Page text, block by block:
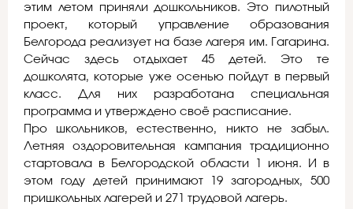
этим летом приняли дошкольников. Это пилотный
проект, который управление образования
Белгорода реализует на базе лагеря им. Гагарина.
Сейчас здесь отдыхает 45 детей. Это те
дошколята, которые уже осенью пойдут в первый
класс. Для них разработана специальная
программа и утверждено своё расписание.
Про школьников, естественно, никто не забыл.
Летняя оздоровительная кампания традиционно
стартовала в Белгородской области 1 июня. И в
этом году детей принимают 19 загородных, 500
пришкольных лагерей и 271 трудовой лагерь.